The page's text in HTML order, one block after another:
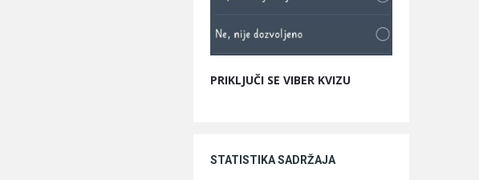
PRIKLJUČI SE VIBER KVIZU
STATISTIKA SADRŽAJA